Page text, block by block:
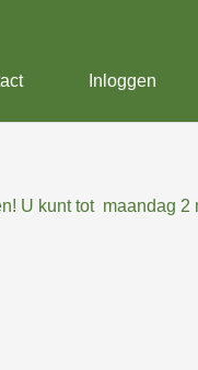
Inloggen
U kunt tot maandag 2